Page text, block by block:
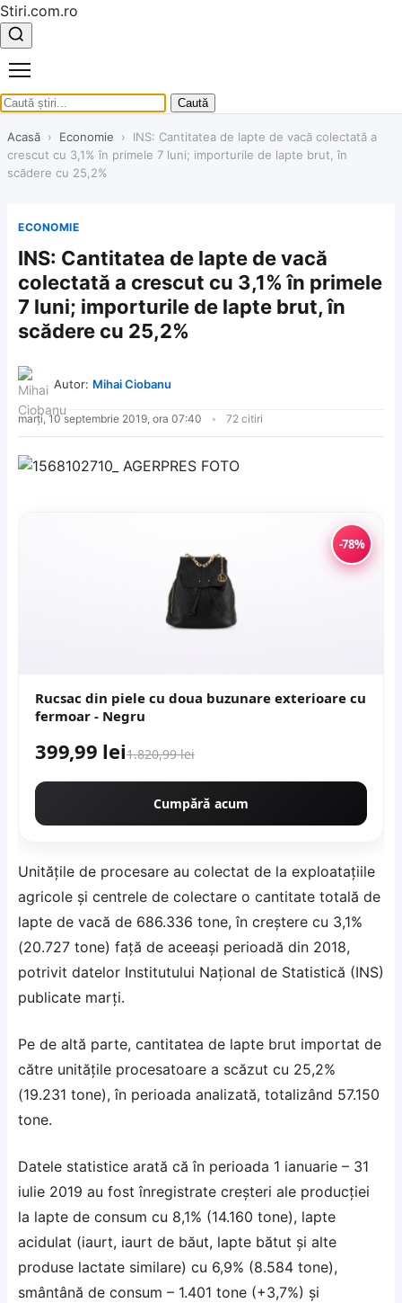
Stiri.com.ro
Caută
Acasă › Economie ›
INS: Cantitatea de lapte de vacă colectată a
crescut cu 3,1% în primele 7 luni; importurile de lapte brut, în
scădere cu 25,2%
ECONOMIE
INS: Cantitatea de lapte de vacă
colectată a crescut cu 3,1% în primele
7 luni; importurile de lapte brut, în
scădere cu 25,2%
Autor: Mihai Ciobanu
marți, 10 septembrie 2019, ora 07:40 72 citiri
-78%
Rucsac din piele cu doua buzunare exterioare cu
fermoar - Negru
399,99 lei1.820,99 lei
Cumpără acum
Unităţile de procesare au colectat de la exploataţiile
agricole şi centrele de colectare o cantitate totală de
lapte de vacă de 686.336 tone, în creştere cu 3,1%
(20.727 tone) faţă de aceeaşi perioadă din 2018,
potrivit datelor Institutului Naţional de Statistică (INS)
publicate marţi.
Pe de altă parte, cantitatea de lapte brut importat de
către unităţile procesatoare a scăzut cu 25,2%
(19.231 tone), în perioada analizată, totalizând 57.150
tone.
Datele statistice arată că în perioada 1 ianuarie – 31
iulie 2019 au fost înregistrate creşteri ale producţiei
la lapte de consum cu 8,1% (14.160 tone), lapte
acidulat (iaurt, iaurt de băut, lapte bătut şi alte
produse lactate similare) cu 6,9% (8.584 tone),
smântână de consum – 1.401 tone (+3,7%) şi